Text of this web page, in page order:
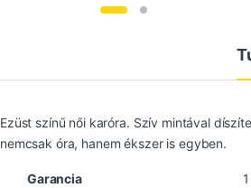
Ezüst színű női karóra. Szív mintával
nemcsak óra, hanem ékszer is egyben.
Garancia